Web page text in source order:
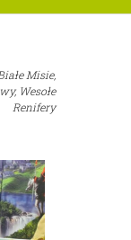
Misie,
Wesołe
Renifery